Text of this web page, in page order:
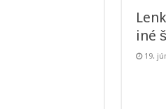
iné
19.